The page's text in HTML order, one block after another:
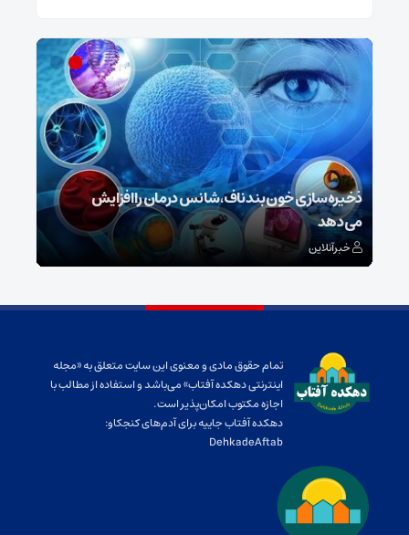
ذخیره‌سازی خون بند ناف، شانس درمان را افزایش
می‌دهد
خبرآنلاین
تمام حقوق مادی و معنوی این سایت متعلق به «مجله
اینترنتی دهکده آفتاب» می‌باشد و استفاده از مطالب با
اجازه مکتوب امکان‌پذیر است.
دهکده آفتاب جاییه برای آدم‌های کنجکاو:
DehkadeAftab